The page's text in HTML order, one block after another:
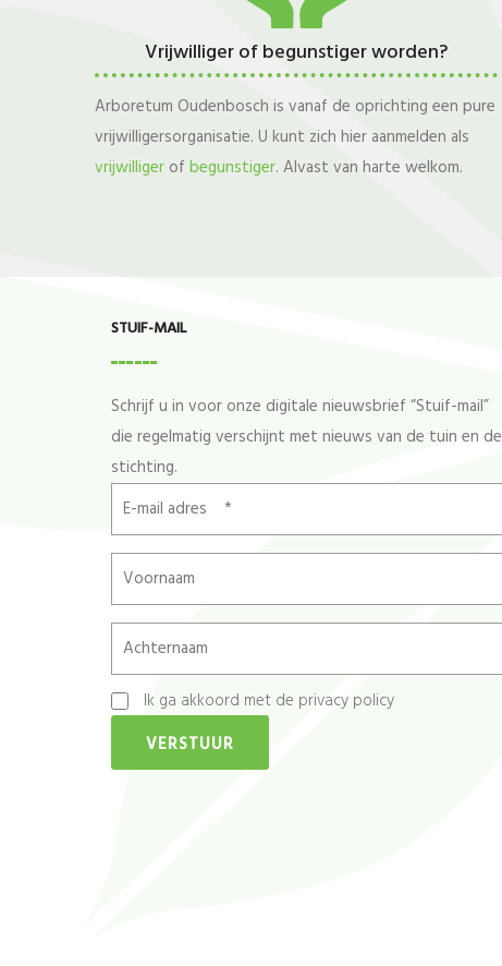
Vrijwilliger of begunstiger worden?
Arboretum Oudenbosch is vanaf de oprichting een pure
vrijwilligersorganisatie. U kunt zich hier aanmelden als
vrijwilliger of begunstiger. Alvast van harte welkom.
STUIF-MAIL
Schrijf u in voor onze digitale nieuwsbrief “Stuif-mail”
die regelmatig verschijnt met nieuws van de tuin en de
stichting.
E-
mail
adres
Voornaam
Achternaam
Ik ga akkoord met de privacy policy
*
VERSTUUR